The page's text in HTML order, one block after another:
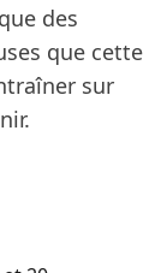
des
que cette
sur